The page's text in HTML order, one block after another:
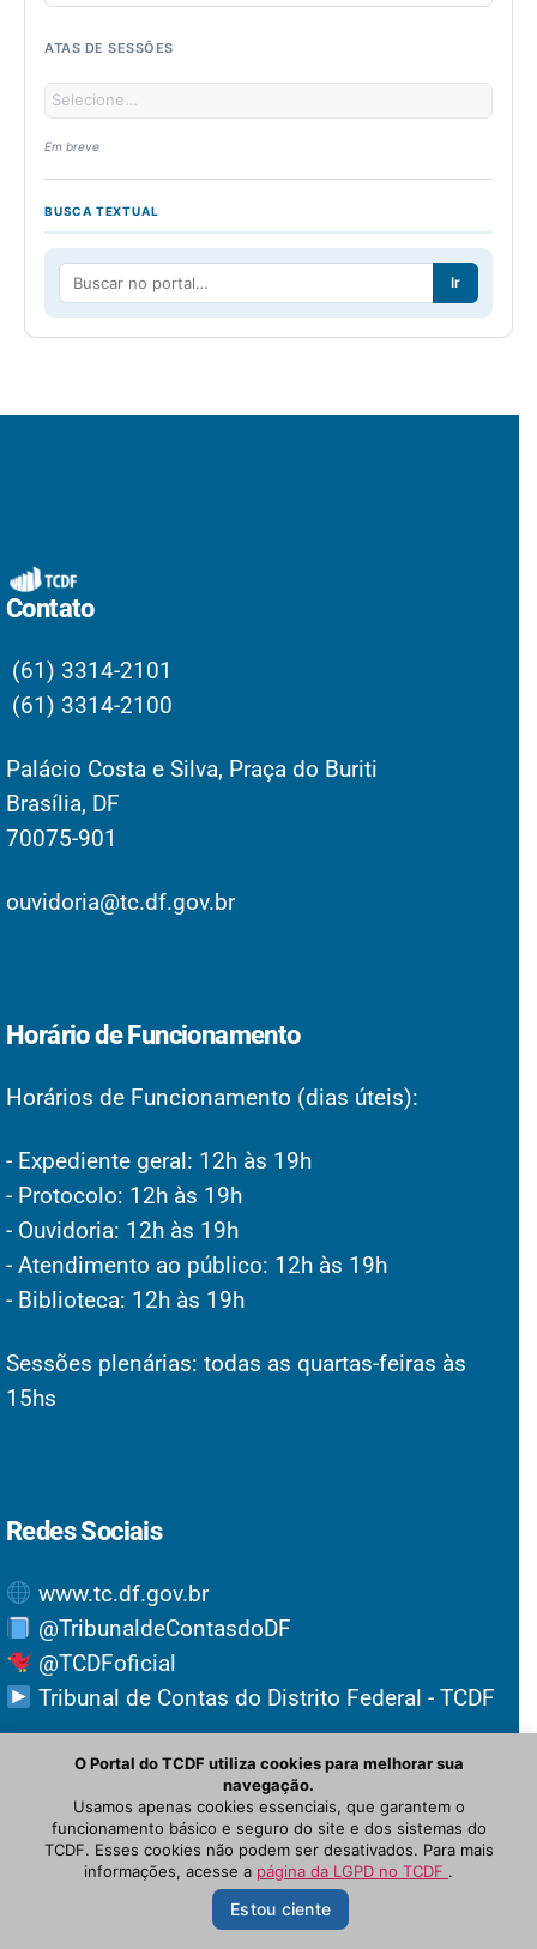
ATAS DE SESSÕES
Em breve
BUSCA TEXTUAL
Ir
Contato
(61) 3314-2101
(61) 3314-2100
Palácio Costa e Silva, Praça do Buriti
Brasília, DF
70075-901
ouvidoria@tc.df.gov.br
Horário de Funcionamento
Horários de Funcionamento (dias úteis):
- Expediente geral: 12h às 19h
- Protocolo: 12h às 19h
- Ouvidoria: 12h às 19h
- Atendimento ao público: 12h às 19h
- Biblioteca: 12h às 19h
Sessões plenárias: todas as quartas-feiras às
15hs
Redes Sociais
www.tc.df.gov.br
@TribunaldeContasdoDF
@TCDFoficial
Tribunal de Contas do Distrito Federal - TCDF
© Newspaper WordPress Theme by TagDiv
O Portal do TCDF utiliza cookies para melhorar sua
navegação.
Usamos apenas cookies essenciais, que garantem o
funcionamento básico e seguro do site e dos sistemas do
TCDF. Esses cookies não podem ser desativados. Para mais
informações, acesse a página da LGPD no TCDF .
Estou ciente
NOTÍCIAS